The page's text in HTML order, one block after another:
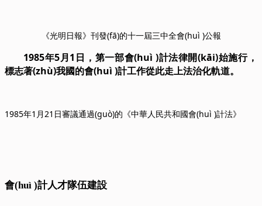
《光明日報》刊發(fā)的十一屆三中全會(huì )公報
1985年5月1日，第一部會(huì )計法律開(kāi)始施行，
標志著(zhù)我國的會(huì )計工作從此走上法治化軌道。
1985年1月21日審議通過(guò)的《中華人民共和國會(huì )計法》
會(huì )計人才隊伍建設